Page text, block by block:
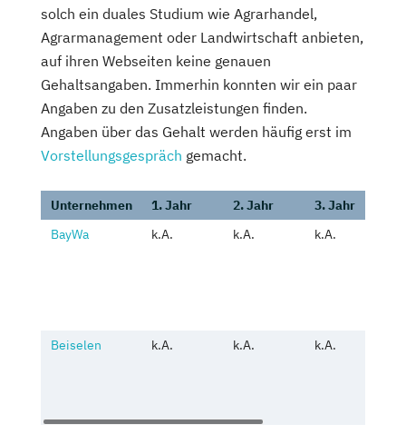
solch ein duales Studium wie Agrarhandel,
Agrarmanagement oder Landwirtschaft anbieten,
auf ihren Webseiten keine genauen
Gehaltsangaben. Immerhin konnten wir ein paar
Angaben zu den Zusatzleistungen finden.
Angaben über das Gehalt werden häufig erst im
Vorstellungsgespräch gemacht.
Unternehmen 1. Jahr 2. Jahr 3. Jahr
BayWa
k.A. k.A. k.A.
Beiselen
k.A. k.A. k.A.